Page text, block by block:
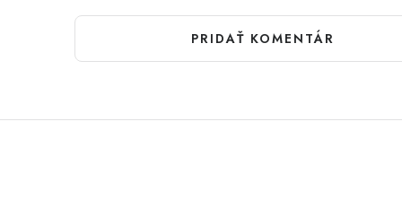
PRIDAŤ KOMENTÁR